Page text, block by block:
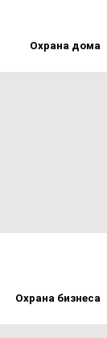
Охрана дома
Охрана бизнеса